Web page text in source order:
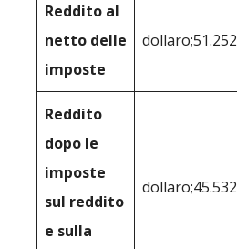
Reddito al
netto delle
imposte
dollaro;51.252
Reddito
dopo le
imposte
sul reddito
e sulla
dollaro;45.532